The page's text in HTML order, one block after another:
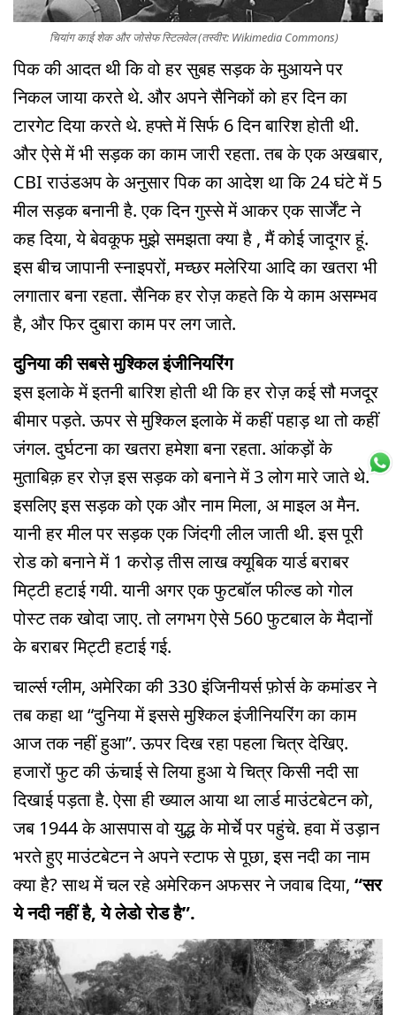
चियांग काई शेक और जोसेफ स्टिलवेल (तस्वीर: Wikimedia Commons)
पिक की आदत थी कि वो हर सुबह सड़क के मुआयने पर
निकल जाया करते थे. और अपने सैनिकों को हर दिन का
टारगेट दिया करते थे. हफ्ते में सिर्फ 6 दिन बारिश होती थी.
और ऐसे में भी सड़क का काम जारी रहता. तब के एक अखबार,
CBI राउंडअप के अनुसार पिक का आदेश था कि 24 घंटे में 5
मील सड़क बनानी है. एक दिन गुस्से में आकर एक सार्जेंट ने
कह दिया, ये बेवकूफ मुझे समझता क्या है , मैं कोई जादूगर हूं.
इस बीच जापानी स्नाइपरों, मच्छर मलेरिया आदि का खतरा भी
लगातार बना रहता. सैनिक हर रोज़ कहते कि ये काम असम्भव
है, और फिर दुबारा काम पर लग जाते.
दुनिया की सबसे मुश्किल इंजीनियरिंग
इस इलाके में इतनी बारिश होती थी कि हर रोज़ कई सौ मजदूर
बीमार पड़ते. ऊपर से मुश्किल इलाके में कहीं पहाड़ था तो कहीं
जंगल. दुर्घटना का खतरा हमेशा बना रहता. आंकड़ों के
मुताबिक़ हर रोज़ इस सड़क को बनाने में 3 लोग मारे जाते थे.
इसलिए इस सड़क को एक और नाम मिला, अ माइल अ मैन.
यानी हर मील पर सड़क एक जिंदगी लील जाती थी. इस पूरी
रोड को बनाने में 1 करोड़ तीस लाख क्यूबिक यार्ड बराबर
मिट्टी हटाई गयी. यानी अगर एक फुटबॉल फील्ड को गोल
पोस्ट तक खोदा जाए. तो लगभग ऐसे 560 फुटबाल के मैदानों
के बराबर मिट्टी हटाई गई.
चार्ल्स ग्लीम, अमेरिका की 330 इंजिनीयर्स फ़ोर्स के कमांडर ने
तब कहा था “दुनिया में इससे मुश्किल इंजीनियरिंग का काम
आज तक नहीं हुआ”. ऊपर दिख रहा पहला चित्र देखिए.
हजारों फुट की ऊंचाई से लिया हुआ ये चित्र किसी नदी सा
दिखाई पड़ता है. ऐसा ही ख्याल आया था लार्ड माउंटबेटन को,
जब 1944 के आसपास वो युद्ध के मोर्चे पर पहुंचे. हवा में उड़ान
भरते हुए माउंटबेटन ने अपने स्टाफ से पूछा, इस नदी का नाम
क्या है? साथ में चल रहे अमेरिकन अफसर ने जवाब दिया, “सर
ये नदी नहीं है, ये लेडो रोड है”.